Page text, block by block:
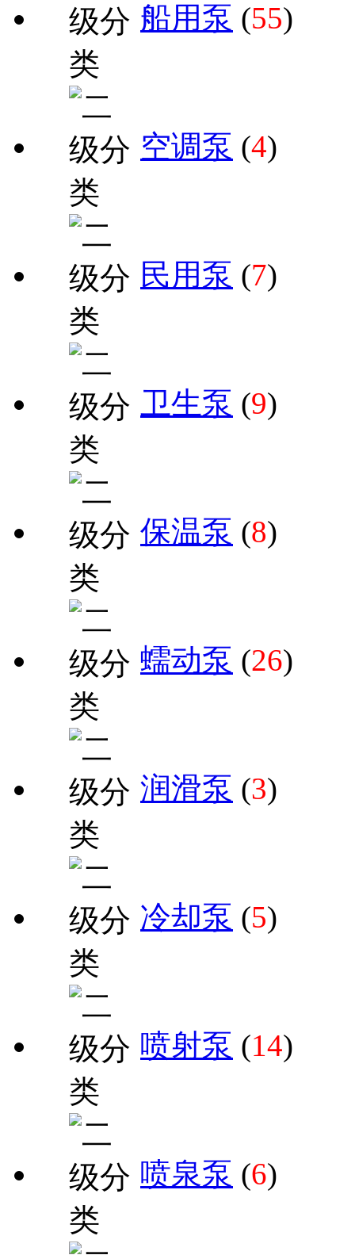
船用泵 (55)
空调泵 (4)
民用泵 (7)
卫生泵 (9)
保温泵 (8)
蠕动泵 (26)
润滑泵 (3)
冷却泵 (5)
喷射泵 (14)
喷泉泵 (6)